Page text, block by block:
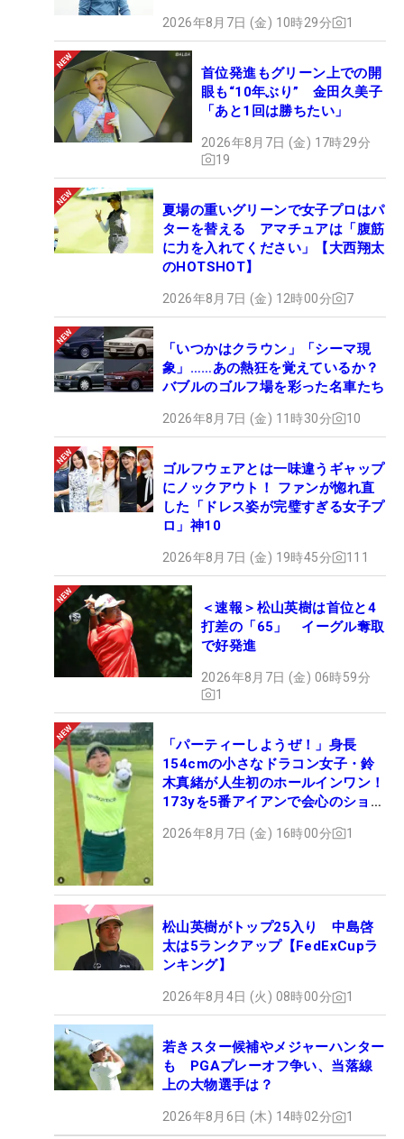
2026年8月7日 (金) 10時29分 1
首位発進もグリーン上での開
眼も“10年ぶり” 金田久美子
「あと1回は勝ちたい」
2026年8月7日 (金) 17時29分
19
夏場の重いグリーンで女子プロはパ
ターを替える アマチュアは「腹筋
に力を入れてください」【大西翔太
のHOTSHOT】
2026年8月7日 (金) 12時00分 7
「いつかはクラウン」「シーマ現
象」……あの熱狂を覚えているか？
バブルのゴルフ場を彩った名車たち
2026年8月7日 (金) 11時30分 10
ゴルフウェアとは一味違うギャップ
にノックアウト！ ファンが惚れ直
した「ドレス姿が完璧すぎる女子プ
ロ」神10
2026年8月7日 (金) 19時45分 111
＜速報＞松山英樹は首位と4
打差の「65」 イーグル奪取
で好発進
2026年8月7日 (金) 06時59分
1
「パーティーしようぜ！」身長
154cmの小さなドラコン女子・鈴
木真緒が人生初のホールインワン！
173yを5番アイアンで会心のショッ
2026年8月7日 (金) 16時00分 1
松山英樹がトップ25入り 中島啓
太は5ランクアップ【FedExCupラ
ンキング】
2026年8月4日 (火) 08時00分 1
若きスター候補やメジャーハンター
も PGAプレーオフ争い、当落線
上の大物選手は？
2026年8月6日 (木) 14時02分 1